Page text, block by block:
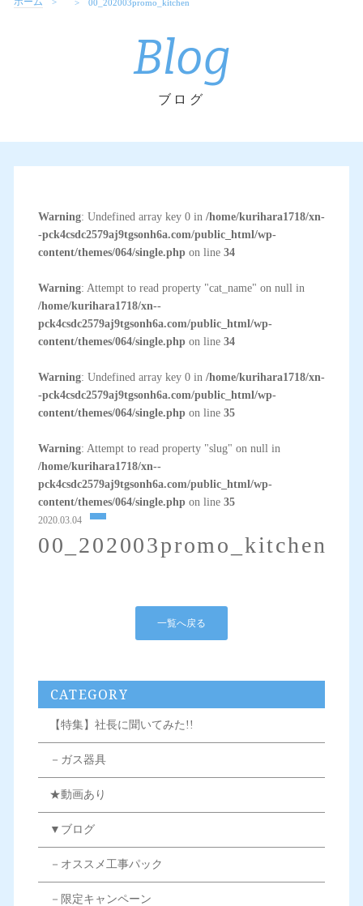
00_202003promo_kitchen
Blog
ブログ
Warning: Undefined array key 0 in /home/kurihara1718/xn-
-pck4csdc2579aj9tgsonh6a.com/public_html/wp-
content/themes/064/single.phpon line 34
Warning: Attempt to read property "cat_name" on null in
/home/kurihara1718/xn--
pck4csdc2579aj9tgsonh6a.com/public_html/wp-
content/themes/064/single.phpon line 34
Warning: Undefined array key 0 in /home/kurihara1718/xn-
-pck4csdc2579aj9tgsonh6a.com/public_html/wp-
content/themes/064/single.phpon line 35
Warning: Attempt to read property "slug" on null in
/home/kurihara1718/xn--
pck4csdc2579aj9tgsonh6a.com/public_html/wp-
content/themes/064/single.phpon line 35
2020.03.04
00_202003promo_kitchen
一覧へ戻る
CATEGORY
【特集】社長に聞いてみた!!
－ガス器具
★動画あり
▼ブログ
－オススメ工事パック
－限定キャンペーン